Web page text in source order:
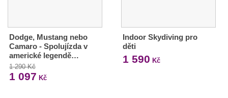
Dodge, Mustang nebo
Camaro - Spolujízda v
americké legendě…
1 290 Kč
1 097 Kč
Indoor Skydiving pro
děti
1 590 Kč